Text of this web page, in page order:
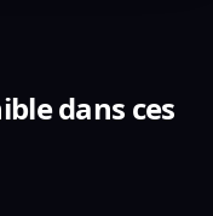
dans ces